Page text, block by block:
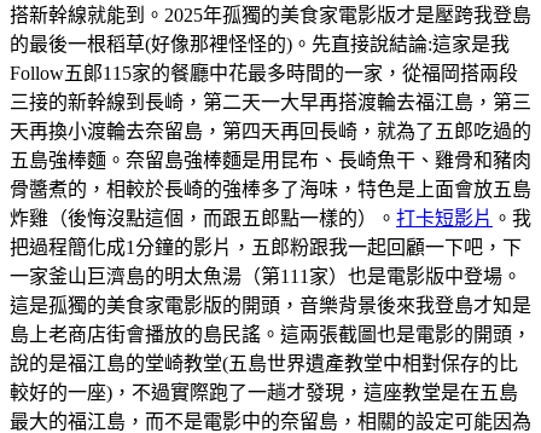
搭新幹線就能到。2025年孤獨的美食家電影版才是壓跨我登島
的最後一根稻草(好像那裡怪怪的)。先直接說結論:這家是我
Follow五郞115家的餐廳中花最多時間的一家，從福岡搭兩段
三接的新幹線到長崎，第二天一大早再搭渡輪去福江島，第三
天再換小渡輪去奈留島，第四天再回長崎，就為了五郎吃過的
五島強棒麵。奈留島強棒麵是用昆布、長崎魚干、雞骨和豬肉
骨醬煮的，相較於長崎的強棒多了海味，特色是上面會放五島
炸雞（後悔沒點這個，而跟五郎點一樣的）。 打卡短影片 。我
把過程簡化成1分鐘的影片，五郎粉跟我一起回顧一下吧，下
一家釜山巨濟島的明太魚湯（第111家）也是電影版中登場。
這是孤獨的美食家電影版的開頭，音樂背景後來我登島才知是
島上老商店街會播放的島民謠。這兩張截圖也是電影的開頭，
說的是福江島的堂崎教堂(五島世界遺產教堂中相對保存的比
較好的一座)，不過實際跑了一趟才發現，這座教堂是在五島
最大的福江島，而不是電影中的奈留島，相關的設定可能因為